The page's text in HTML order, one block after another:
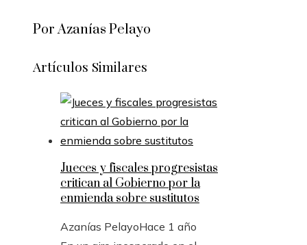
Por Azanías Pelayo
Artículos Similares
Jueces y fiscales progresistas
critican al Gobierno por la
enmienda sobre sustitutos
Azanías PelayoHace 1 año